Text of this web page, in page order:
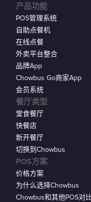
产品功能
POS管理系统
自助点餐机
在线点餐
外卖平台整合
品牌App
Chowbus Go商家App
会员系统
餐厅类型
堂食餐厅
快餐店
新开餐厅
切换到Chowbus
POS方案
价格方案
为什么选择Chowbus
Chowbus和其他POS对